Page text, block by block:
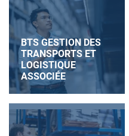
BTS GESTION DES
TRANSPORTS ET
LOGISTIQUE
ASSOCIÉE